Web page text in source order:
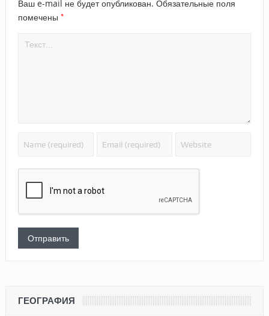
Ваш e-mail не будет опубликован. Обязательные поля
помечены *
ГЕОГРАФИЯ